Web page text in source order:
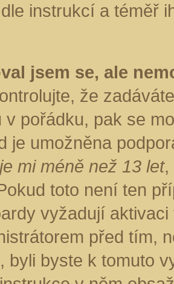
instrukcí a téměř
jsem se, ale
že
v pořádku, pak se
je umožněna
mi méně než 13 let,
toto není ten
vyžadují
před tím,
byli byste k tomuto